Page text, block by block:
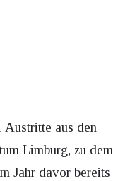
aus den
Limburg, zu dem
Jahr davor bereits